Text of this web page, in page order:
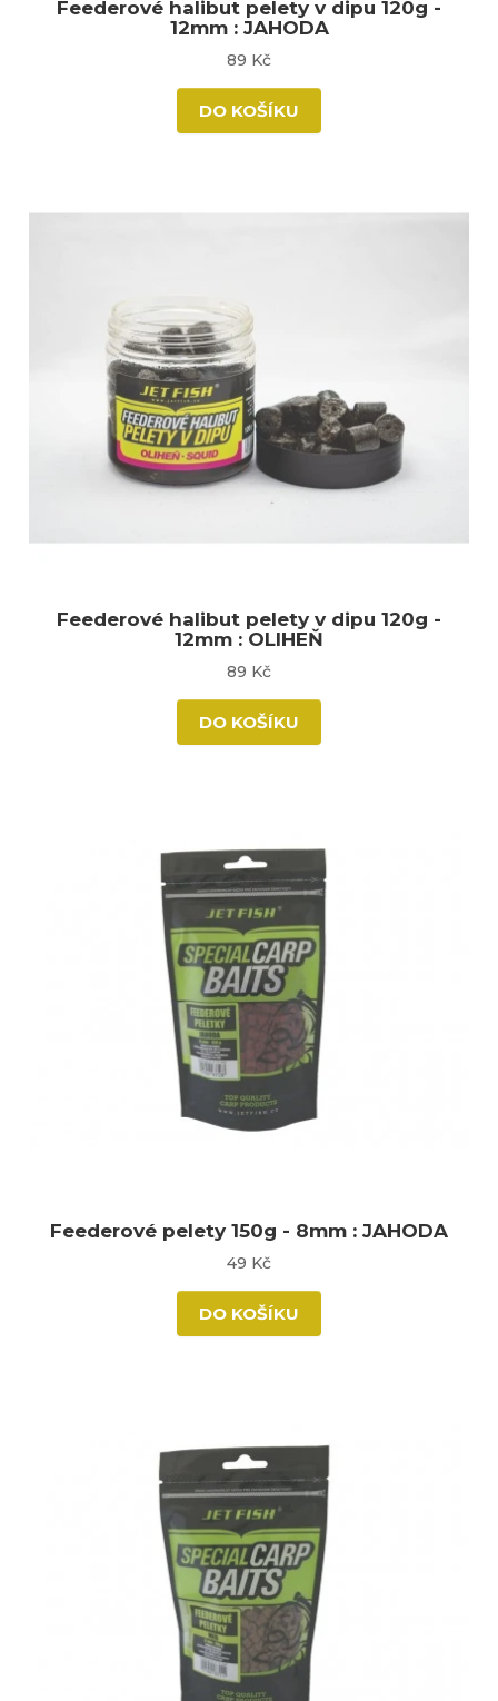
Feederové halibut pelety v dipu 120g -
12mm : JAHODA
89 Kč
DO KOŠÍKU
Feederové halibut pelety v dipu 120g -
12mm : OLIHEŇ
89 Kč
DO KOŠÍKU
Feederové pelety 150g - 8mm : JAHODA
49 Kč
DO KOŠÍKU